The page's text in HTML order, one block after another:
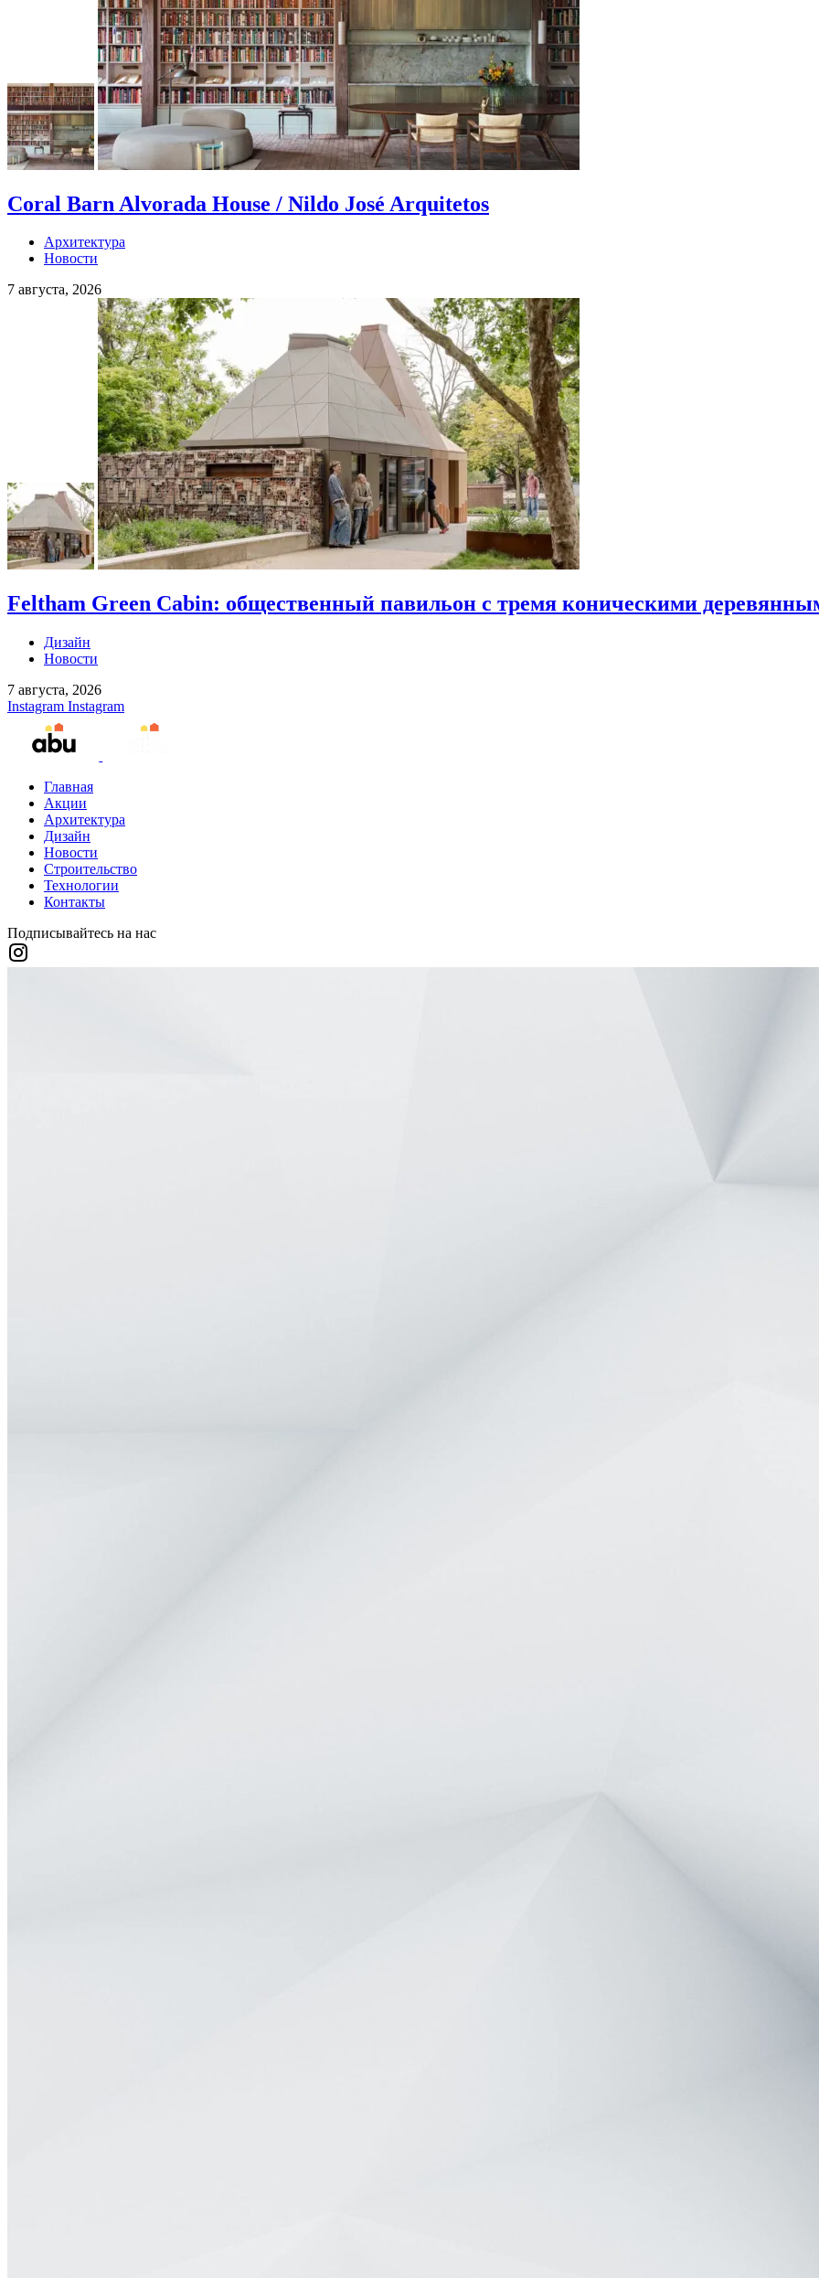
Coral Barn Alvorada House / Nildo José Arquitetos
Архитектура
Новости
7 августа, 2026
Feltham Green Cabin: общественный павильон с тремя коническими
Дизайн
Новости
7 августа, 2026
Instagram Instagram
Главная
Акции
Архитектура
Дизайн
Новости
Строительство
Технологии
Контакты
Подписывайтесь на нас